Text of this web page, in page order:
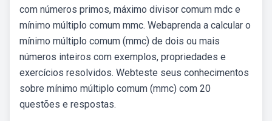
com números primos, máximo divisor comum mdc e
mínimo múltiplo comum mmc. Webaprenda a calcular o
mínimo múltiplo comum (mmc) de dois ou mais
números inteiros com exemplos, propriedades e
exercícios resolvidos. Webteste seus conhecimentos
sobre mínimo múltiplo comum (mmc) com 20
questões e respostas.